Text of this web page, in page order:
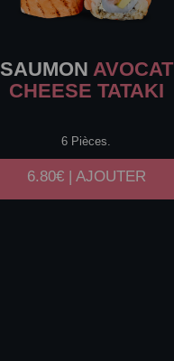
SAUMON AVOCAT
CHEESE TATAKI
6 Pièces.
6.80€ | AJOUTER